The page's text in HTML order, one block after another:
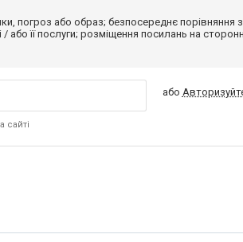
погроз або образ; безпосереднє порівняння
або її послуги; розміщення посилань на
сайті
або